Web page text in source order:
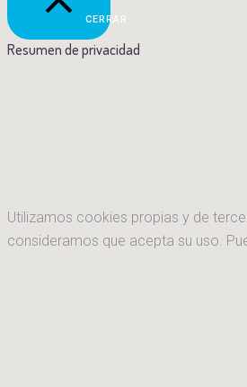
CERRAR
Resumen de privacidad
Utilizamos cookies propias y de
consideramos que acepta su uso.